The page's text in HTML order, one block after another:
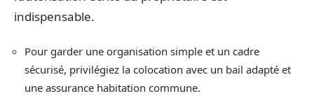
indispensable.
Pour garder une organisation simple et un cadre
sécurisé, privilégiez la colocation avec un bail adapté et
une assurance habitation commune.